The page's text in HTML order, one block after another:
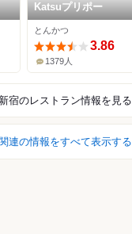
Katsuプリポー
とんかつ
3.86
1379人
新宿のレストラン情報を見る
関連の情報をすべて表示する